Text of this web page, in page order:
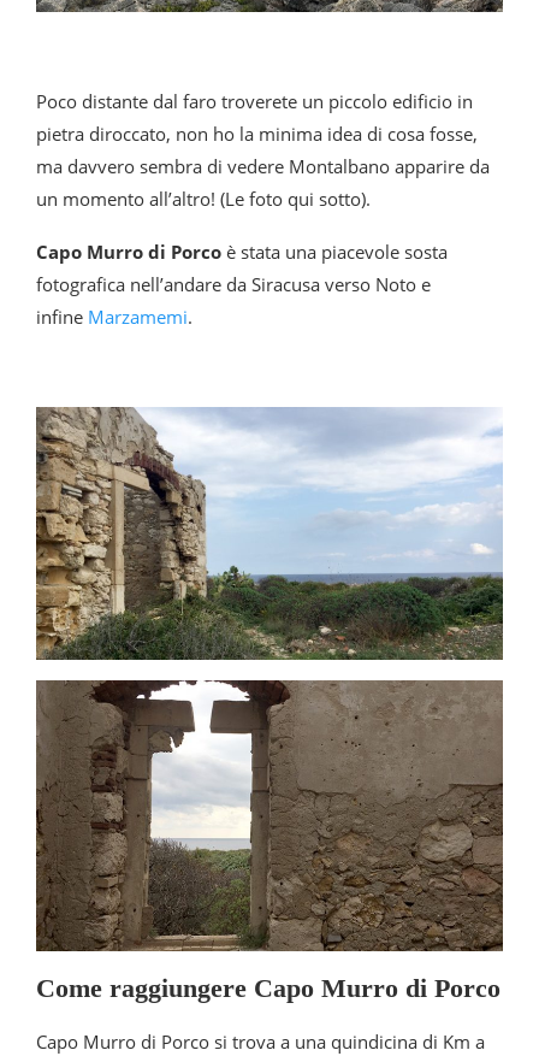
Poco distante dal faro troverete un piccolo edificio in
pietra diroccato, non ho la minima idea di cosa fosse,
ma davvero sembra di vedere Montalbano apparire da
un momento all’altro! (Le foto qui sotto).
Capo Murro di Porco è stata una piacevole sosta
fotografica nell’andare da Siracusa verso Noto e
infine Marzamemi.
Come raggiungere Capo Murro di Porco
Capo Murro di Porco si trova a una quindicina di Km a